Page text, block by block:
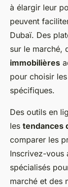
à élargir leur
peuvent
Dubaï. Des
sur le marché,
immobilières
pour choisir
spécifiques.
Des outils en
les tendances
comparer les
Inscrivez-vous
spécialisés
marché et des